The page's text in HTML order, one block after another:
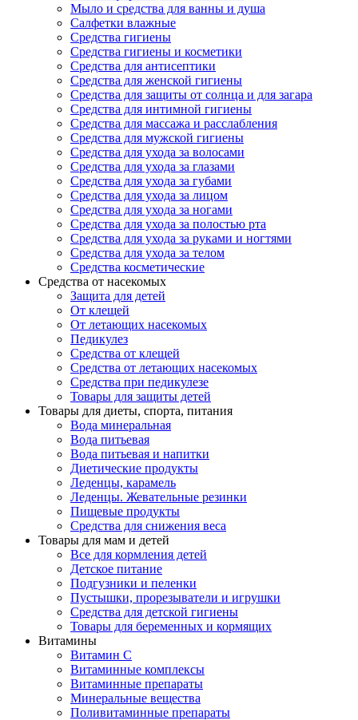
Мыло и средства для ванны и душа
Салфетки влажные
Средства гигиены
Средства гигиены и косметики
Средства для антисептики
Средства для женской гигиены
Средства для защиты от солнца и для загара
Средства для интимной гигиены
Средства для массажа и расслабления
Средства для мужской гигиены
Средства для ухода за волосами
Средства для ухода за глазами
Средства для ухода за губами
Средства для ухода за лицом
Средства для ухода за ногами
Средства для ухода за полостью рта
Средства для ухода за руками и ногтями
Средства для ухода за телом
Средства косметические
Средства от насекомых
Защита для детей
От клещей
От летающих насекомых
Педикулез
Средства от клещей
Средства от летающих насекомых
Средства при педикулезе
Товары для защиты детей
Товары для диеты, спорта, питания
Вода минеральная
Вода питьевая
Вода питьевая и напитки
Диетические продукты
Леденцы, карамель
Леденцы. Жевательные резинки
Пищевые продукты
Средства для снижения веса
Товары для мам и детей
Все для кормления детей
Детское питание
Подгузники и пеленки
Пустышки, прорезыватели и игрушки
Средства для детской гигиены
Товары для беременных и кормящих
Витамины
Витамин С
Витаминные комплексы
Витаминные препараты
Минеральные вещества
Поливитаминные препараты